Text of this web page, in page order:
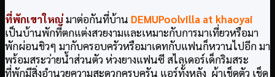
ที่พักเขาใหญ่มาต่อกันที่บ้าน DEMUPoolvilla at khaoyai
เป็นบ้านพักที่ตกแต่งสวยงามและเหมาะกับการมาเที่ยวหรือมา
พักผ่อนชิวๆ มากับครอบครัวหรือมาเดทกับแฟนก็หวานไปอีก มา
พร้อมสระว่ายน้ำส่วนตัว ห่วงยางแฟนซี สไลเดอร์เด็กริมสระ
ที่พักมีสิ่งอำนวยความสะดวกครบครัน แอร์ทั้งหลัง ผ้าเช็ดตัว เช็ด